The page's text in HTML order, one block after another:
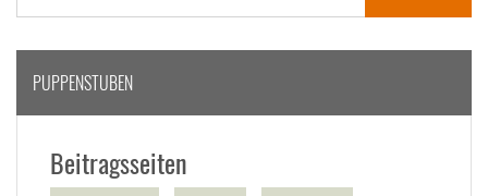
PUPPENSTUBEN
Beitragsseiten